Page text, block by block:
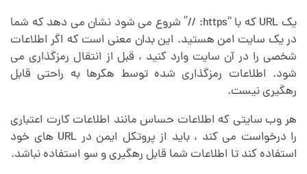
یک URL که با “https: //” شروع می شود نشان می دهد که شما
در یک سایت امن هستید. این بدان معنی است که اگر اطلاعات
شخصی را در آن سایت وارد کنید ، قبل از انتقال رمزگذاری می
شود. اطلاعات رمزگذاری شده توسط هکرها به راحتی قابل
رهگیری نیست.
هر وب سایتی که اطلاعات حساس مانند اطلاعات کارت اعتباری
را درخواست می کند ، باید از پروتکل ایمن در URL های خود
استفاده کند تا اطلاعات شما قابل رهگیری و سو استفاده نباشد.